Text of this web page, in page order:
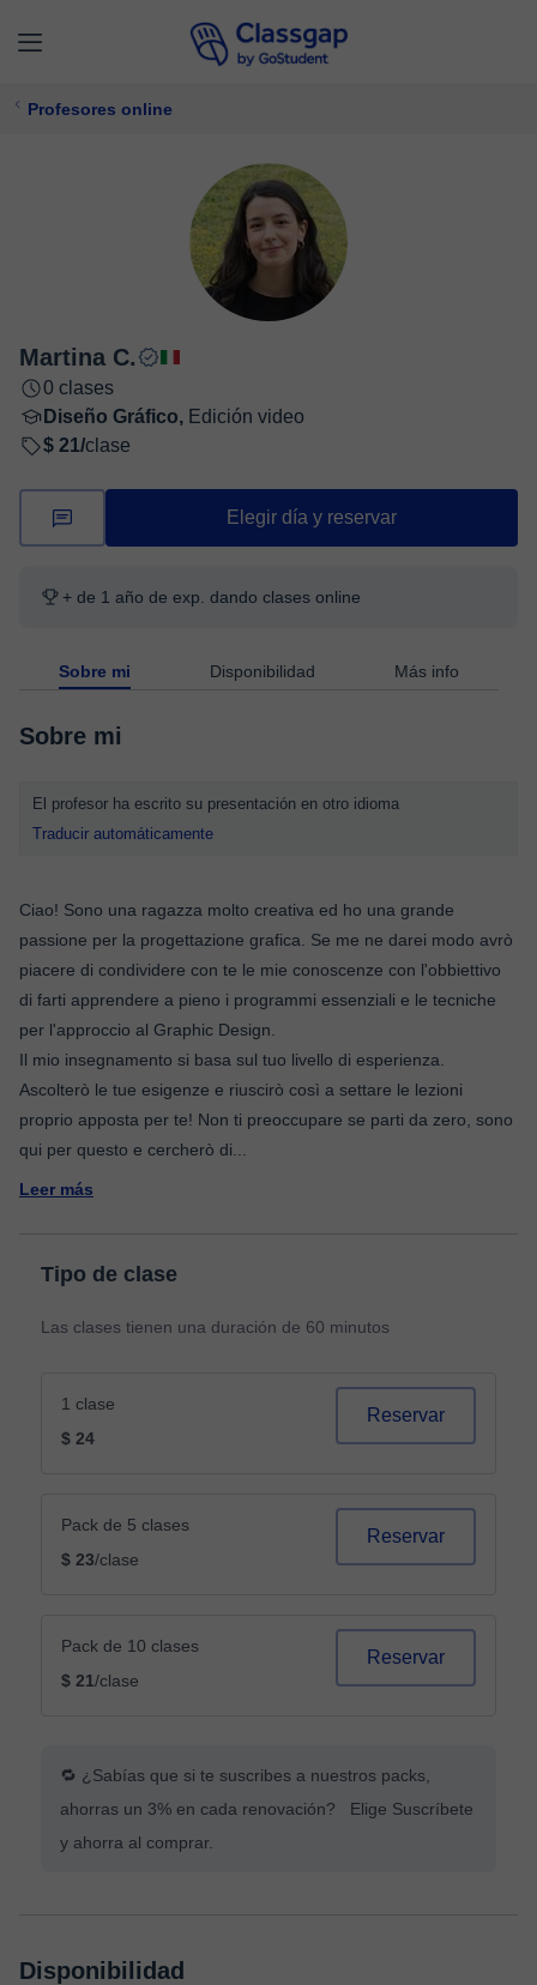
Profesores online
Martina C.
0 clases
Diseño Gráfico, Edición video
$ 21/clase
Elegir día y reservar
+ de 1 año de exp. dando clases online
Sobre mi Disponibilidad Más info
Sobre mi
El profesor ha escrito su presentación en otro idioma
Traducir automáticamente
Ciao! Sono una ragazza molto creativa ed ho una grande
passione per la progettazione grafica. Se me ne darei modo avrò
piacere di condividere con te le mie conoscenze con l'obbiettivo
di farti apprendere a pieno i programmi essenziali e le tecniche
per l'approccio al Graphic Design.
Il mio insegnamento si basa sul tuo livello di esperienza.
Ascolterò le tue esigenze e riuscirò così a settare le lezioni
proprio apposta per te! Non ti preoccupare se parti da zero, sono
qui per questo e cercherò di
Leer más
Tipo de clase
Las clases tienen una duración de 60 minutos
1 clase
$ 24
Reservar
Pack de 5 clases
$ 23/clase
Reservar
Pack de 10 clases
$ 21/clase
Reservar
🔁 ¿Sabías que si te suscribes a nuestros packs,
ahorras un 3% en cada renovación? Elige Suscríbete
y ahorra al comprar.
Disponibilidad